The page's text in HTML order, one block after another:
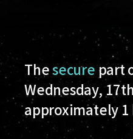
Thesecurepart
Wednesday,
approximately 1